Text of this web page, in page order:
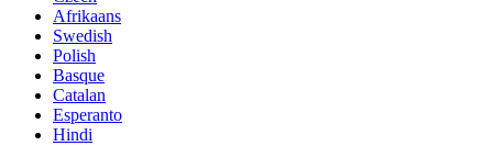
Afrikaans
Swedish
Polish
Basque
Catalan
Esperanto
Hindi